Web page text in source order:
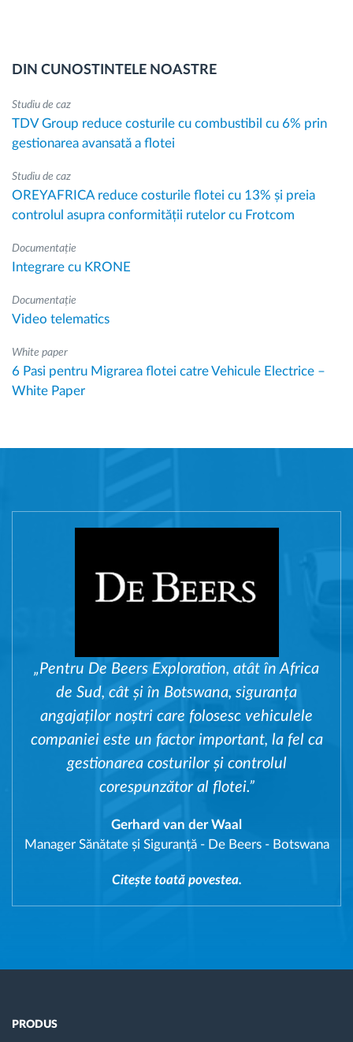
DIN CUNOSTINTELE NOASTRE
Studiu de caz
TDV Group reduce costurile cu combustibil cu 6% prin
gestionarea avansată a flotei
Studiu de caz
OREYAFRICA reduce costurile flotei cu 13% și preia
controlul asupra conformității rutelor cu Frotcom
Documentație
Integrare cu KRONE
Documentație
Video telematics
White paper
6 Pasi pentru Migrarea flotei catre Vehicule Electrice –
White Paper
„Pentru De Beers Exploration, atât în Africa
de Sud, cât și în Botswana, siguranța
angajaților noștri care folosesc vehiculele
companiei este un factor important, la fel ca
gestionarea costurilor și controlul
corespunzător al flotei.”
Gerhard van der Waal
Manager Sănătate și Siguranță - De Beers - Botswana
Citește toată povestea.
PRODUS